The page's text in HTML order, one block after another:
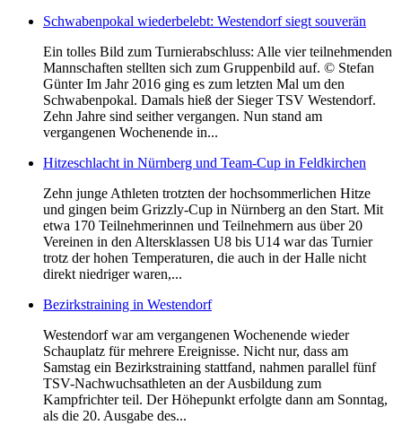
Schwabenpokal wiederbelebt: Westendorf siegt souverän
Ein tolles Bild zum Turnierabschluss: Alle vier teilnehmenden
Mannschaften stellten sich zum Gruppenbild auf. © Stefan
Günter Im Jahr 2016 ging es zum letzten Mal um den
Schwabenpokal. Damals hieß der Sieger TSV Westendorf.
Zehn Jahre sind seither vergangen. Nun stand am
vergangenen Wochenende in...
Hitzeschlacht in Nürnberg und Team-Cup in Feldkirchen
Zehn junge Athleten trotzten der hochsommerlichen Hitze
und gingen beim Grizzly-Cup in Nürnberg an den Start. Mit
etwa 170 Teilnehmerinnen und Teilnehmern aus über 20
Vereinen in den Altersklassen U8 bis U14 war das Turnier
trotz der hohen Temperaturen, die auch in der Halle nicht
direkt niedriger waren,...
Bezirkstraining in Westendorf
Westendorf war am vergangenen Wochenende wieder
Schauplatz für mehrere Ereignisse. Nicht nur, dass am
Samstag ein Bezirkstraining stattfand, nahmen parallel fünf
TSV-Nachwuchsathleten an der Ausbildung zum
Kampfrichter teil. Der Höhepunkt erfolgte dann am Sonntag,
als die 20. Ausgabe des...